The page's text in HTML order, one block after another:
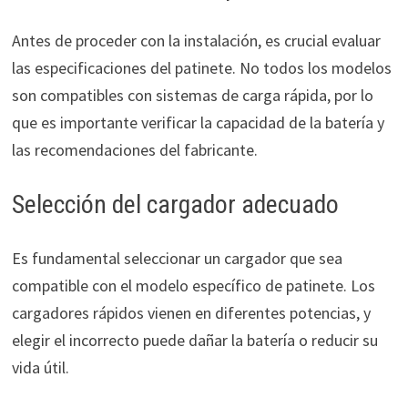
Antes de proceder con la instalación, es crucial evaluar
las especificaciones del patinete. No todos los modelos
son compatibles con sistemas de carga rápida, por lo
que es importante verificar la capacidad de la batería y
las recomendaciones del fabricante.
Selección del cargador adecuado
Es fundamental seleccionar un cargador que sea
compatible con el modelo específico de patinete. Los
cargadores rápidos vienen en diferentes potencias, y
elegir el incorrecto puede dañar la batería o reducir su
vida útil.